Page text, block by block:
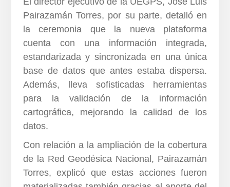
Pairazamán Torres, por su parte, detalló en
la ceremonia que la nueva plataforma
cuenta con una información integrada,
estandarizada y sincronizada en una única
base de datos que antes estaba dispersa.
Además, lleva sofisticadas herramientas
para la validación de la información
cartográfica, mejorando la calidad de los
datos.
Con relación a la ampliación de la cobertura
de la Red Geodésica Nacional, Pairazamán
Torres, explicó que estas acciones fueron